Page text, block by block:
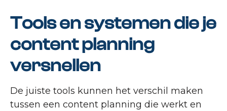
Tools en systemen die je
content planning
versnellen
De juiste tools kunnen het verschil maken
tussen een content planning die werkt en